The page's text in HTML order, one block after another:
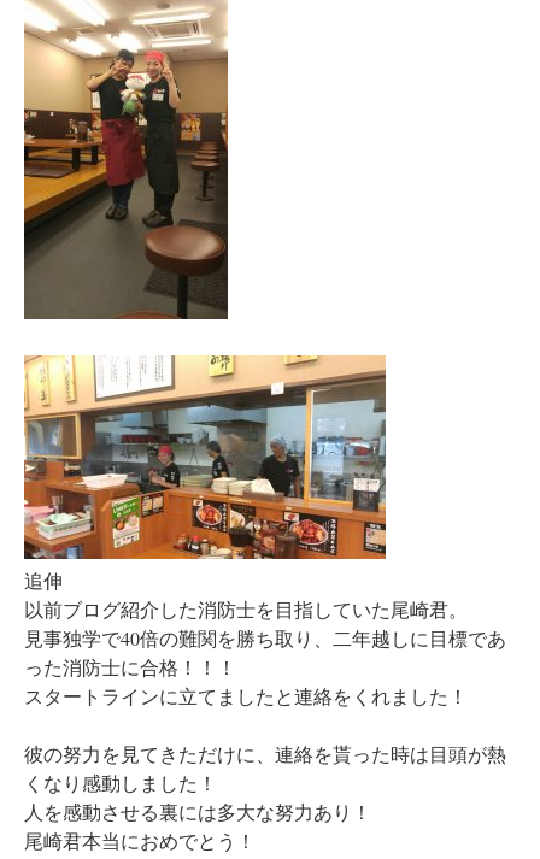
追伸
以前ブログ紹介した消防士を目指していた尾崎君。
見事独学で40倍の難関を勝ち取り、二年越しに目標であ
った消防士に合格！！！
スタートラインに立てましたと連絡をくれました！
彼の努力を見てきただけに、連絡を貰った時は目頭が熱
くなり感動しました！
人を感動させる裏には多大な努力あり！
尾崎君本当におめでとう！